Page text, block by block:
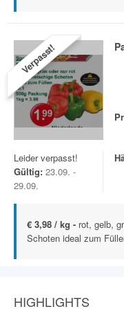
Verpasst!
Leider verpasst!
Gültig: 23.09. -
29.09.
€ 3,98 / kg - rot, gelb,
Schoten ideal zum
HIGHLIGHTS